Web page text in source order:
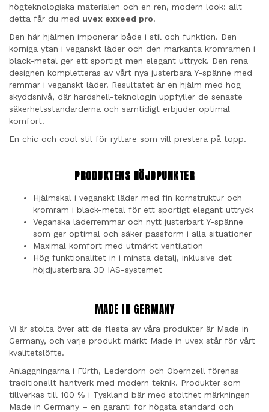
högteknologiska materialen och en ren, modern look: allt
detta får du med uvex exxeed pro.
Den här hjälmen imponerar både i stil och funktion. Den
korniga ytan i veganskt läder och den markanta kromramen i
black-metal ger ett sportigt men elegant uttryck. Den rena
designen kompletteras av vårt nya justerbara Y-spänne med
remmar i veganskt läder. Resultatet är en hjälm med hög
skyddsnivå, där hardshell-teknologin uppfyller de senaste
säkerhetsstandarderna och samtidigt erbjuder optimal
komfort.
En chic och cool stil för ryttare som vill prestera på topp.
PRODUKTENS HÖJDPUNKTER
Hjälmskal i veganskt läder med fin kornstruktur och
kromram i black-metal för ett sportigt elegant uttryck
Veganska läderremmar och nytt justerbart Y-spänne
som ger optimal och säker passform i alla situationer
Maximal komfort med utmärkt ventilation
Hög funktionalitet in i minsta detalj, inklusive det
höjdjusterbara 3D IAS-systemet
MADE IN GERMANY
Vi är stolta över att de flesta av våra produkter är Made in
Germany, och varje produkt märkt Made in uvex står för vårt
kvalitetslöfte.
Anläggningarna i Fürth, Lederdorn och Obernzell förenas
traditionellt hantverk med modern teknik. Produkter som
tillverkas till 100 % i Tyskland bär med stolthet märkningen
Made in Germany – en garanti för högsta standard och